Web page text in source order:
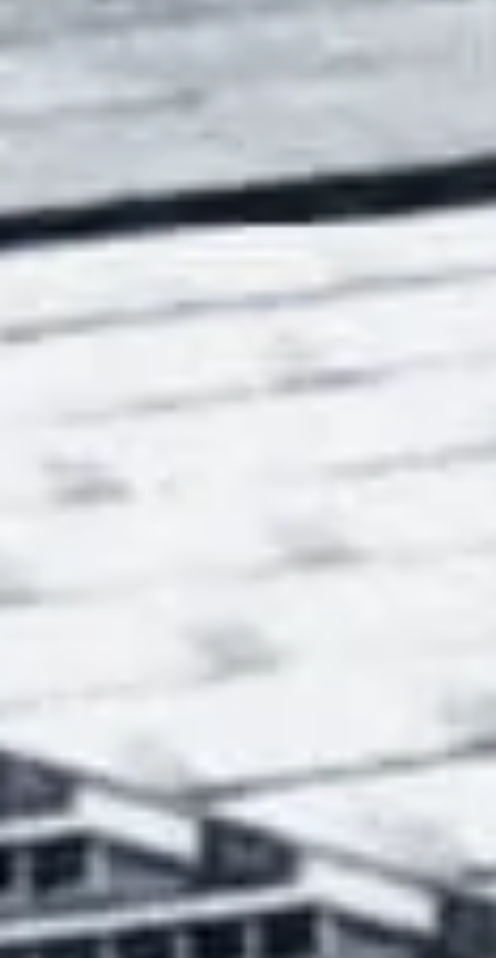
SIAMO QUI PER AIUTARTI
lo saranno altrettanto. Ascoltiamo con
CHIEDI AI NOSTRI ESPERTI